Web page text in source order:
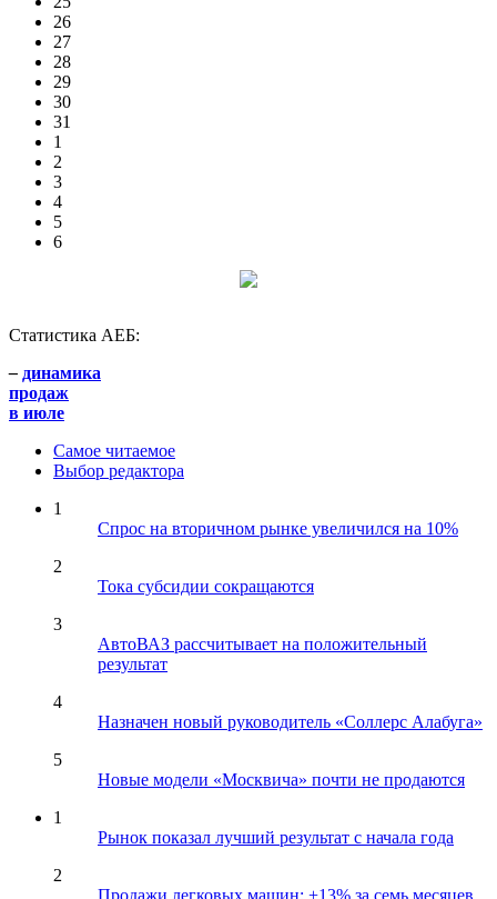
26
27
28
29
30
31
1
2
3
4
5
6
Статистика АЕБ:
– динамика
продаж
в июле
Самое читаемое
Выбор редактора
1
Спрос на вторичном рынке увеличился на 10%
2
Тока субсидии сокращаются
3
АвтоВАЗ рассчитывает на положительный
результат
4
Назначен новый руководитель «Соллерс Алабуга»
5
Новые модели «Москвича» почти не продаются
1
Рынок показал лучший результат с начала года
2
Продажи легковых машин: +13% за семь месяцев